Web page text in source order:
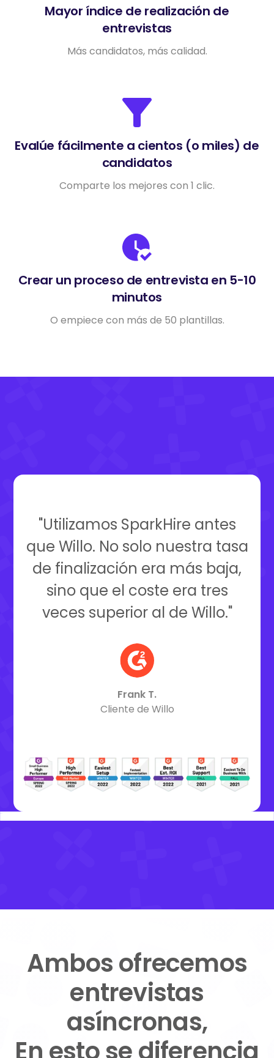
Mayor índice de realización de
entrevistas
Más candidatos, más calidad.
Evalúe fácilmente a cientos (o miles) de
candidatos
Comparte los mejores con 1 clic.
Crear un proceso de entrevista en 5-10
minutos
O empiece con más de 50 plantillas.
"Utilizamos SparkHire antes
que Willo. No solo nuestra tasa
de finalización era más baja,
sino que el coste era tres
veces superior al de Willo."
Frank T.
Cliente de Willo
Ambos ofrecemos
entrevistas
asíncronas,
En esto se diferencia